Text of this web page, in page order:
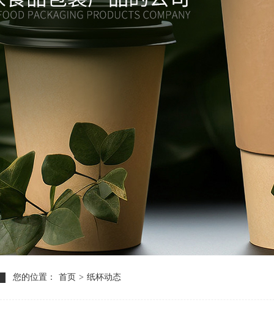
您的位置： 首页 > 纸杯动态